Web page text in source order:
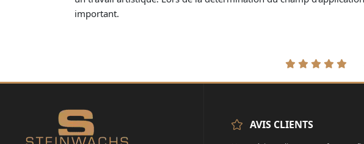
important.
AVIS CLIENTS